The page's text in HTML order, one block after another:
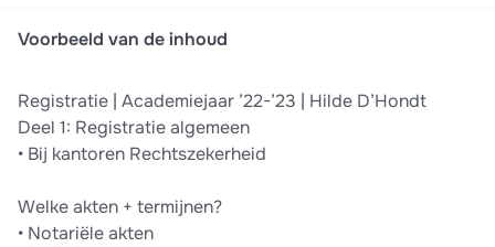
Voorbeeld van de inhoud
Registratie | Academiejaar ’22-’23 | Hilde D’Hondt
Deel 1: Registratie algemeen
• Bij kantoren Rechtszekerheid
Welke akten + termijnen?
• Notariële akten